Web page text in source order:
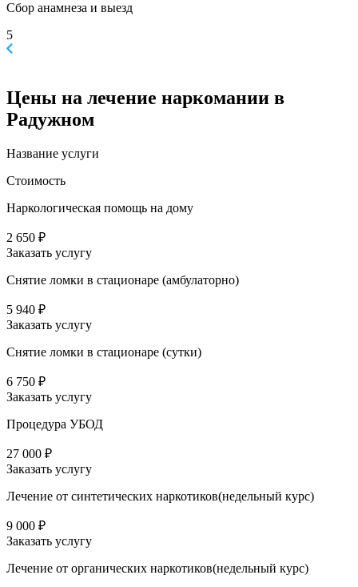
Сбор анамнеза и выезд
5
Цены на лечение наркомании в
Радужном
Название услуги
Стоимость
Наркологическая помощь на дому
2 650 ₽
Заказать услугу
Снятие ломки в стационаре (амбулаторно)
5 940 ₽
Заказать услугу
Снятие ломки в стационаре (сутки)
6 750 ₽
Заказать услугу
Процедура УБОД
27 000 ₽
Заказать услугу
Лечение от синтетических наркотиков(недельный курс)
9 000 ₽
Заказать услугу
Лечение от органических наркотиков(недельный курс)